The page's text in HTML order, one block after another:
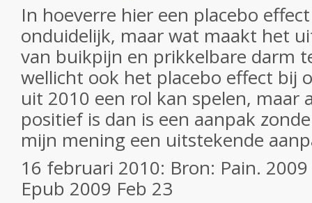
In hoeverre hier een placebo
onduidelijk, maar wat maakt het
van buikpijn en prikkelbare darm
wellicht ook het placebo effect bij
uit 2010 een rol kan spelen, maar
positief is dan is een aanpak
mijn mening een uitstekende
16 februari 2010: Bron: Pain.
Epub 2009 Feb 23